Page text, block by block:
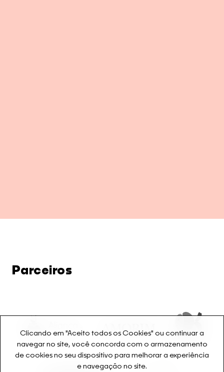
Parceiros
Clicando em "Aceito todos os Cookies" ou continuar a
navegar no site, você concorda com o armazenamento
de cookies no seu dispositivo para melhorar a experiência
e navegação no site.